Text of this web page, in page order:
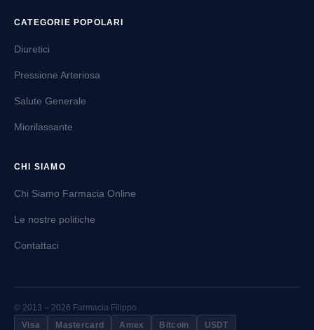
CATEGORIE POPOLARI
Diuretici
Pressione Arteriosa
Salute Generale
Miorilassante
CHI SIAMO
Chi Siamo Farmacia Online
Le nostre politiche
Contattaci
© 2013 – 2026 Farmacia Filippo
Visa
Mastercard Amex Bitcoin USDT